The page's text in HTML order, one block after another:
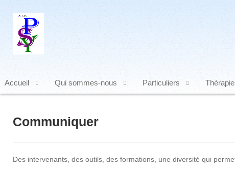
Accueil Qui sommes-nous Particuliers
Communiquer
Des intervenants, des outils, des formations, une diversité qui